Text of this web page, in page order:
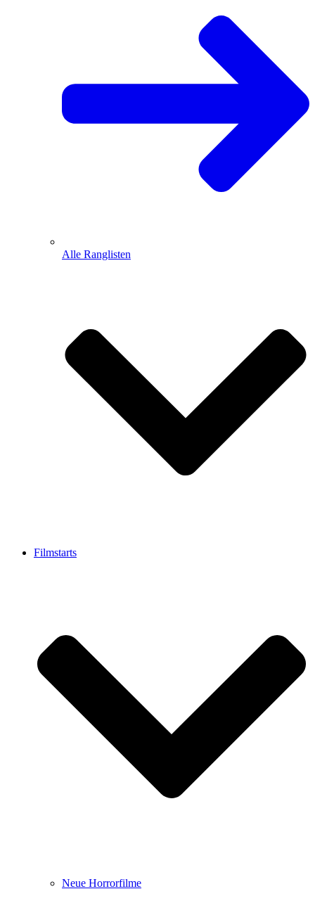
Alle Ranglisten
Filmstarts
Neue Horrorfilme